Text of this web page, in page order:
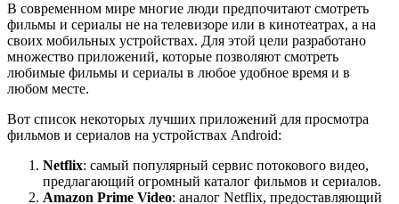
В современном мире многие люди предпочитают смотреть
фильмы и сериалы не на телевизоре или в кинотеатрах, а на
своих мобильных устройствах. Для этой цели разработано
множество приложений, которые позволяют смотреть
любимые фильмы и сериалы в любое удобное время и в
любом месте.
Вот список некоторых лучших приложений для просмотра
фильмов и сериалов на устройствах Android:
Netflix: самый популярный сервис потокового видео,
предлагающий огромный каталог фильмов и сериалов.
Amazon Prime Video: аналог Netflix, предоставляющий